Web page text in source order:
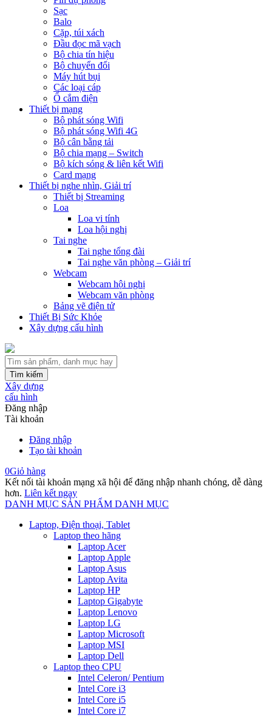
Sạc
Balo
Cặp, túi xách
Đầu đọc mã vạch
Bộ chia tín hiệu
Bộ chuyển đổi
Máy hút bụi
Các loại cáp
Ổ cắm điện
Thiết bị mạng
Bộ phát sóng Wifi
Bộ phát sóng Wifi 4G
Bộ cân bằng tải
Bộ chia mạng – Switch
Bộ kích sóng & liên kết Wifi
Card mạng
Thiết bị nghe nhìn, Giải trí
Thiết bị Streaming
Loa
Loa vi tính
Loa hội nghị
Tai nghe
Tai nghe tổng đài
Tai nghe văn phòng – Giải trí
Webcam
Webcam hội nghị
Webcam văn phòng
Bảng vẽ điện tử
Thiết Bị Sức Khỏe
Xây dựng cấu hình
Tìm kiếm
Xây dựng
cấu hình
Đăng nhập
Tài khoản
Đăng nhập
Tạo tài khoản
0Giỏ hàng
Kết nối tài khoản mạng xã hội để đăng nhập nhanh chóng, dễ dàng
hơn. Liên kết ngay
DANH MỤC SẢN PHẨM DANH MỤC
Laptop, Điện thoại, Tablet
Laptop theo hãng
Laptop Acer
Laptop Apple
Laptop Asus
Laptop Avita
Laptop HP
Laptop Gigabyte
Laptop Lenovo
Laptop LG
Laptop Microsoft
Laptop MSI
Laptop Dell
Laptop theo CPU
Intel Celeron/ Pentium
Intel Core i3
Intel Core i5
Intel Core i7